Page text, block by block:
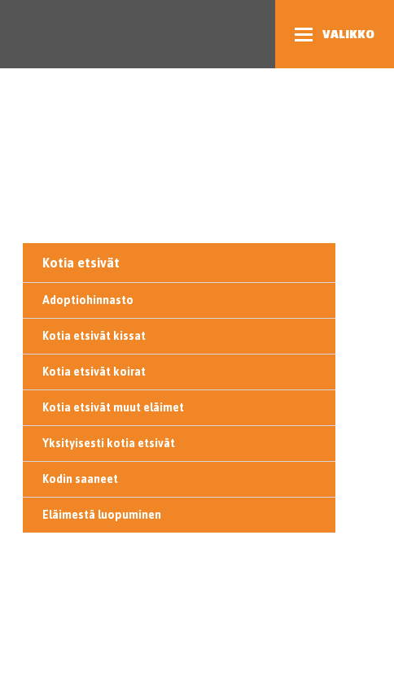
VALIKKO
Kotia etsivät
Adoptiohinnasto
Kotia etsivät kissat
Kotia etsivät koirat
Kotia etsivät muut eläimet
Yksityisesti kotia etsivät
Kodin saaneet
Eläimestä luopuminen